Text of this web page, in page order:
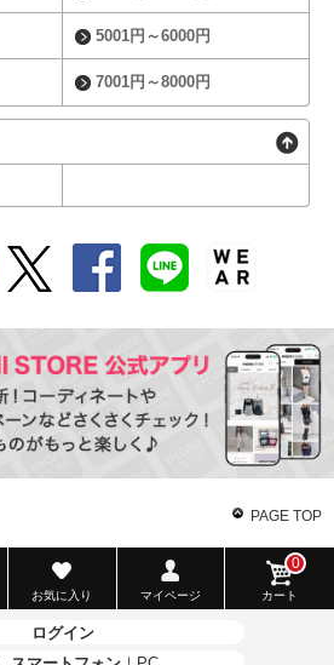
5001円～6000円
7001円～8000円
PAGE TOP
お気に入り マイページ カート
0
ログイン